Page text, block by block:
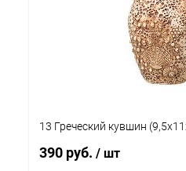
13 Греческий кувшин
390 руб. / шт